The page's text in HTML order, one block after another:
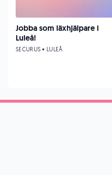
Jobba som läxhjälpare i
Luleå!
SECURUS • LULEÅ